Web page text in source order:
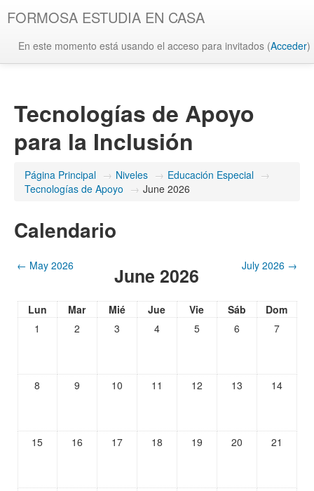
FORMOSA ESTUDIA EN CASA
En este momento está usando el acceso para invitados (Acceder)
Tecnologías de Apoyo
para la Inclusión
Página Principal → Niveles → Educación Especial →
Tecnologías de Apoyo → June 2026
Calendario
← May 2026 June 2026 July 2026 →
Lun Mar Mié Jue Vie Sáb
Dom
1
2 3 4 5 6 7
8 9 10 11 12 13 14
15 16 17 18 19 20 21